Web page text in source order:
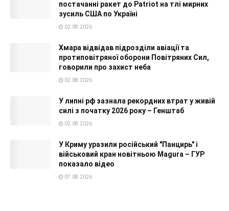
постачанні ракет до Patriot на тлі мирних
зусиль США по Україні
02.08.2026
Хмара відвідав підрозділи авіації та
протиповітряної оборони Повітряних Сил,
говорили про захист неба
02.08.2026
У липні рф зазнала рекордних втрат у живій
силі з початку 2026 року – Генштаб
02.08.2026
У Криму уразили російський "Панцирь" і
військовий кран новітньою Magura – ГУР
показало відео
07.08.2026